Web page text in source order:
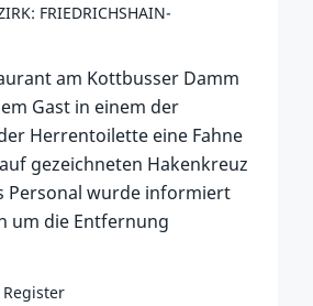
FRIEDRICHSHAIN-
am Kottbusser Damm
Gast in einem der
Herrentoilette eine Fahne
gezeichneten Hakenkreuz
Personal wurde informiert
um die Entfernung